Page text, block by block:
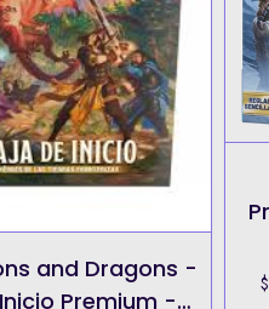
and Dragons -
Premium -